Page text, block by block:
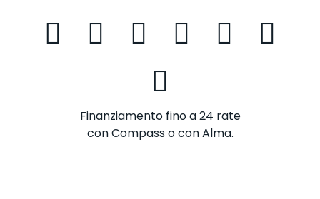
Finanziamento fino a 24 rate
con Compass o con Alma.